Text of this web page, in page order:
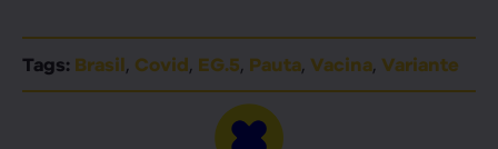
Tags: Brasil, Covid, EG.5, Pauta, Vacina, Variante